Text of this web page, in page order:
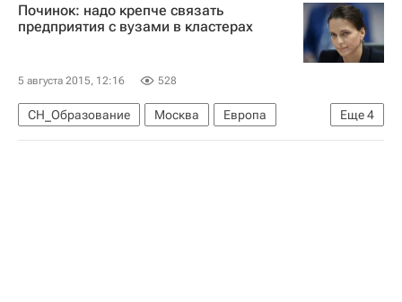
социальное сиротство
Здоровье
Починок: надо крепче связать
предприятия с вузами в кластерах
5 августа 2015, 12:16 528
Еще4
СН_Образование Москва
Европа
Центральный ФО
Весь мир